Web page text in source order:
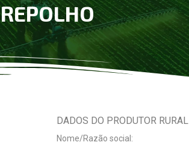
REPOLHO
DADOS DO PRODUTOR RURAL
Nome/Razão social: